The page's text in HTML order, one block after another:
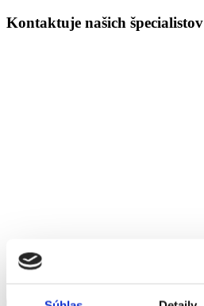
Kontaktuje našich špecialistov